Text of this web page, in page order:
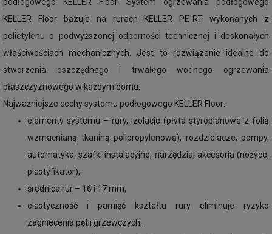
podłogowego KELLER Floor. System ogrzewania podłogowego
KELLER Floor bazuje na rurach KELLER PE-RT wykonanych z
polietylenu o podwyższonej odporności technicznej i doskonałych
właściwościach mechanicznych. Jest to rozwiązanie idealne do
stworzenia oszczędnego i trwałego wodnego ogrzewania
płaszczyznowego w każdym domu.
Najważniejsze cechy systemu podłogowego KELLER Floor:
elementy systemu – rury, izolacje (płyta styropianowa z folią
wzmacnianą tkaniną polipropylenową), rozdzielacze, pompy,
automatyka, szafki instalacyjne, narzędzia, akcesoria (nożyce,
plastyfikator),
średnica rur – 16 i 17 mm,
elastyczność i pamięć kształtu rury eliminuje ryzyko
zagniecenia pętli grzewczych,